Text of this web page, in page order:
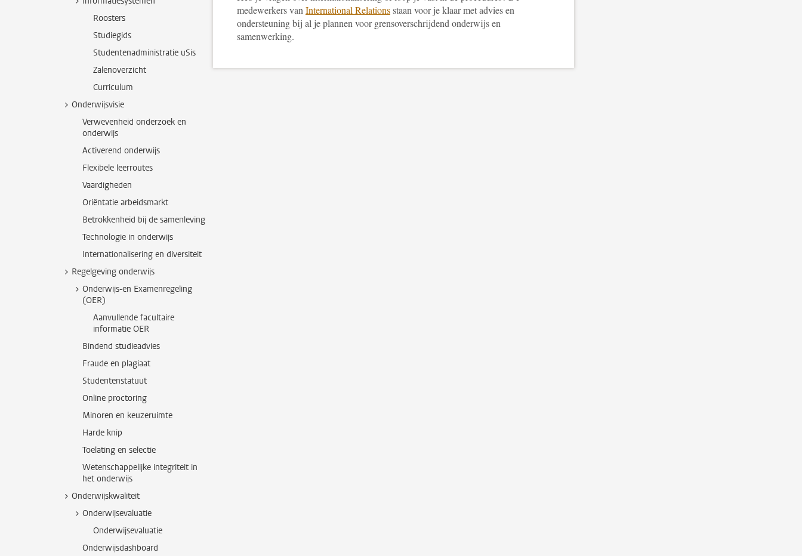
Roosters
Studiegids
Studentenadministratie uSis
Zalenoverzicht
Curriculum
Onderwijsvisie
Verwevenheid onderzoek en
onderwijs
Activerend onderwijs
Flexibele leerroutes
Vaardigheden
Oriëntatie arbeidsmarkt
Betrokkenheid bij de samenleving
Technologie in onderwijs
Internationalisering en diversiteit
Regelgeving onderwijs
Onderwijs-en Examenregeling
(OER)
Aanvullende facultaire
informatie OER
Bindend studieadvies
Fraude en plagiaat
Studentenstatuut
Online proctoring
Minoren en keuzeruimte
Harde knip
Toelating en selectie
Wetenschappelijke integriteit in
het onderwijs
Onderwijskwaliteit
Onderwijsevaluatie
Onderwijsevaluatie
Onderwijsdashboard
medewerkers van International Relationsstaan voor je klaar met advies en
ondersteuning bij al je plannen voor grensoverschrijdend onderwijs en
samenwerking.